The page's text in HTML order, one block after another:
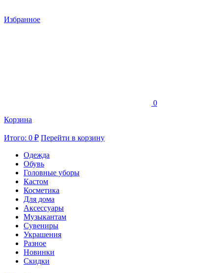
Избранное
0
Корзина
Итого: 0 ₽ Перейти в корзину
Одежда
Обувь
Головные уборы
Кастом
Косметика
Для дома
Аксессуары
Музыкантам
Сувениры
Украшения
Разное
Новинки
Скидки